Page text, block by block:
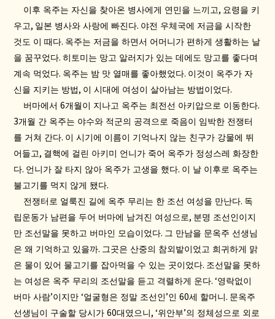
이후 옥주는 자신을 찾아온 병사에게 연민을 느끼고 , 요령을 키
우고 , 일본 병사와 사랑에 빠진다. 야전 우체국에 저금을 시작한
것도 이 때다. 옥주는 저금을 하면서 어머니가 편하게 생활하는 날
을 꿈꾸었다.히토미는 망고 알러지가 있는 데에도 망고를 좋다며
계속 먹었다. 옥주는 밤 맛 열매를 좋아했었다. 이것이 옥주가 자
신을 지키는 방법 , 이 시대에 여성이 살아남는 방법이었다.
버마에서6개월이 지나고 옥주는 최전선 아키압으로 이동한다.
3개월 간 옥주는 야수와 적군의 공격으로 죽음이 임박한 전쟁터
를 거쳐 간다. 이 시기에 이름이 기억나지 않는 친구가 강물에 뛰
어들고 , 결핵에 걸린 아키미 언니가 죽어 옥주가 정성스레 화장한
다. 언니가 잘 타지 않아 옥주가 고생을 했다. 이 날 이후로 옥주는
불고기를 먹지 않게 됐다.
전쟁터로 얼룩진 길에 옥주 무리는 한 조선 여성을 만난다. 독
립운동가 남편을 두어 버마에 남겨진 여성으로 , 분명 조선인이지
만 조선말을 못하고 버마인 모습이었다. 그 만남을 문옥주 선생님
은 왜 기억하고 있을까. 그곳은 산중의 참외밭이었고 희귀하게 맑
은 물이 있어 물고기를 잡아먹을 수 있는 곳이었다. 조선말을 못하
는 여성은 옥주 무리의 조선말을 듣고 격렬하게 운다. ‘영락없이
버마 사람’이지만‘얼굴형은 정말 조선인’인60세 할머니. 문옥주
선생님이 구술할 당시가60대였으니 , ‘위안부’의 정체성으로 외로